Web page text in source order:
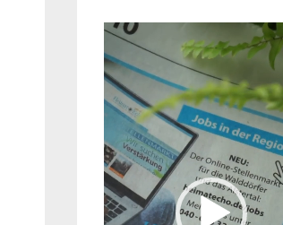
Player